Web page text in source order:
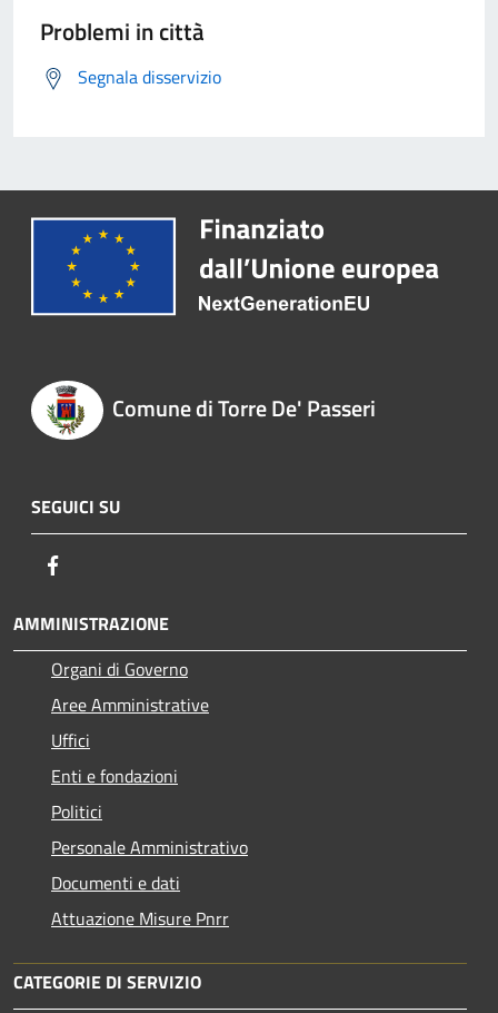
Problemi in città
Segnala disservizio
Comune di Torre De' Passeri
SEGUICI SU
AMMINISTRAZIONE
Organi di Governo
Aree Amministrative
Uffici
Enti e fondazioni
Politici
Personale Amministrativo
Documenti e dati
Attuazione Misure Pnrr
CATEGORIE DI SERVIZIO